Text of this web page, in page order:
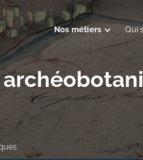
Nos métiers Qui